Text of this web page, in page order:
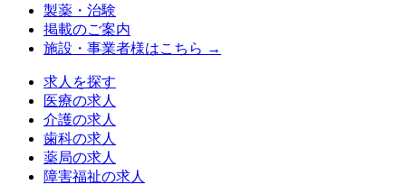
製薬・治験
掲載のご案内
施設・事業者様はこちら →
求人を探す
医療の求人
介護の求人
歯科の求人
薬局の求人
障害福祉の求人